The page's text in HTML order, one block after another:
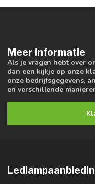
Meer informatie
Als je vragen hebt over
dan een kijkje op onze
onze bedrijfsgegevens,
en verschillende